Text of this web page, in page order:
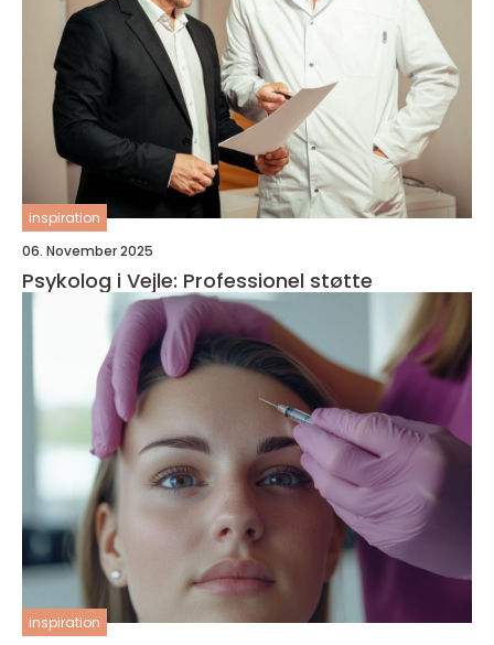
inspiration
06. November 2025
Psykolog i Vejle: Professionel støtte
inspiration